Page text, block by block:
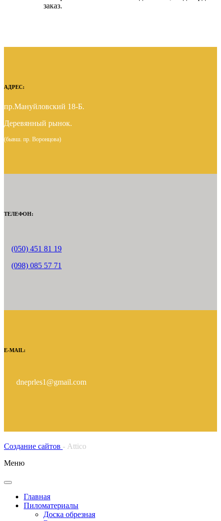
заказ.
АДРЕС:
пр.Мануйловский 18-Б.
Деревянный рынок.
(бывш. пр. Воронцова)
ТЕЛЕФОН:
(050) 451 81 19
(098) 085 57 71
E-MAIL:
dneprles1@gmail.com
Создание сайтов - Attico
Меню
Главная
Пиломатериалы
Доска обрезная